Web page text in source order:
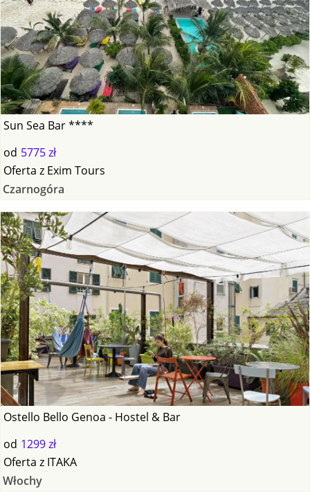
Sun Sea Bar ****
od 5775 zł
Oferta z Exim Tours
Czarnogóra
Ostello Bello Genoa - Hostel & Bar
od 1299 zł
Oferta z ITAKA
Włochy